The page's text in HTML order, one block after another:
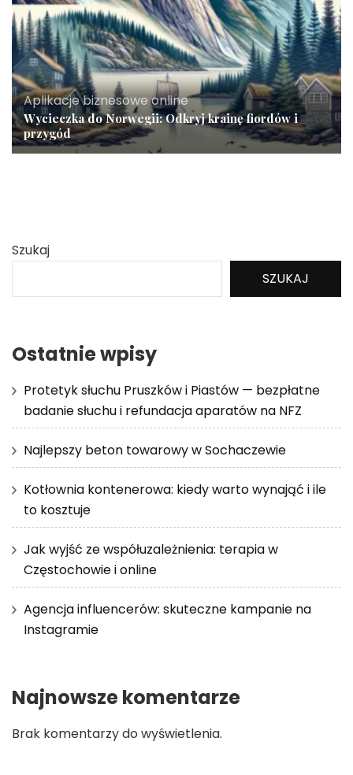
Aplikacje biznesowe online
Wycieczka do Norwegii: Odkryj krainę fiordów i
przygód
Szukaj
SZUKAJ
Ostatnie wpisy
Protetyk słuchu Pruszków i Piastów — bezpłatne
badanie słuchu i refundacja aparatów na NFZ
Najlepszy beton towarowy w Sochaczewie
Kotłownia kontenerowa: kiedy warto wynająć i ile
to kosztuje
Jak wyjść ze współuzależnienia: terapia w
Częstochowie i online
Agencja influencerów: skuteczne kampanie na
Instagramie
Najnowsze komentarze
Brak komentarzy do wyświetlenia.